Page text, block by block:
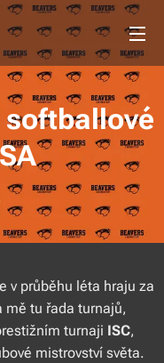
v průběhu léta hraju za
mě tu řada turnajů,
turnaji ISC,
mistrovství světa.